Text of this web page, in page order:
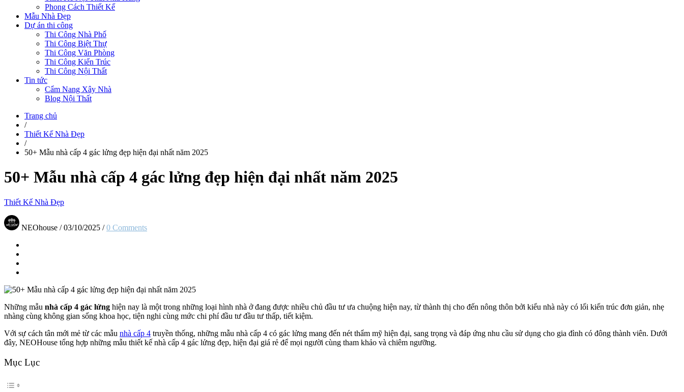
Phong Cách Thiết Kế
Mẫu Nhà Đẹp
Dự án thi công
Thi Công Nhà Phố
Thi Công Biệt Thự
Thi Công Văn Phòng
Thi Công Kiến Trúc
Thi Công Nội Thất
Tin tức
Cẩm Nang Xây Nhà
Blog Nội Thất
Trang chủ
/
Thiết Kế Nhà Đẹp
/
50+ Mẫu nhà cấp 4 gác lửng đẹp hiện đại nhất năm 2025
50+ Mẫu nhà cấp 4 gác lửng đẹp hiện đại nhất năm 2025
Thiết Kế Nhà Đẹp
NEOhouse / 03/10/2025 / 0 Comments
Những mẫu nhà cấp 4 gác lửng hiện nay là một trong những loại hình nhà ở đang được nhiều chủ đầu tư ưa chuộng hiện nay, từ thành thị cho đến nông thôn bởi kiểu nhà này có lối kiến trúc đơn giản, nhẹ
nhàng cùng không gian sống khoa học, tiện nghi cùng mức chi phí đầu tư đầu tư thấp, tiết kiệm.
Với sự cách tân mới mẻ từ các mẫu nhà cấp 4 truyền thống, những mẫu nhà cấp 4 có gác lửng mang đến nét thẩm mỹ hiện đại, sang trọng và đáp ứng nhu cầu sử dụng cho gia đình có đông thành viên. Dưới
đây, NEOHouse tổng hợp những mẫu thiết kế nhà cấp 4 gác lửng đẹp, hiện đại giá rẻ để mọi người cùng tham khảo và chiêm ngưỡng.
Mục Lục